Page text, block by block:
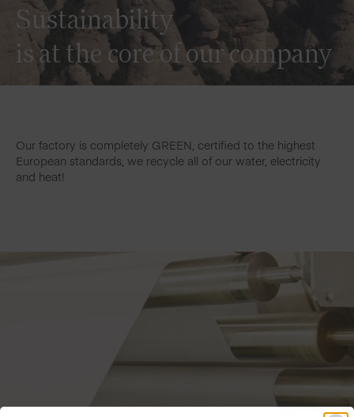
Sustainability
is at the core of our company
Our factory is completely GREEN, certified to the highest
European standards, we recycle all of our water, electricity
and heat!